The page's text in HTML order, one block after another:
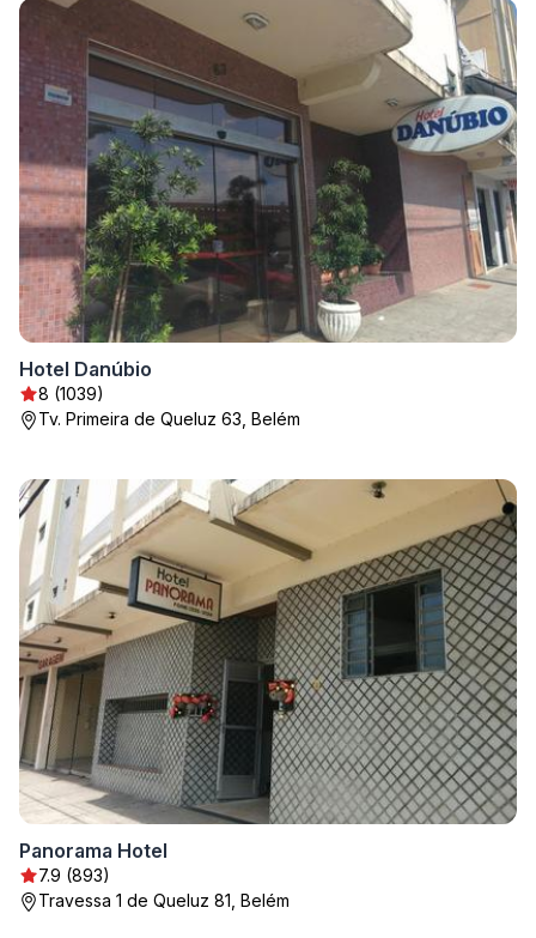
Hotel Danúbio
8 (1039)
Tv. Primeira de Queluz 63, Belém
Panorama Hotel
7.9 (893)
Travessa 1 de Queluz 81, Belém